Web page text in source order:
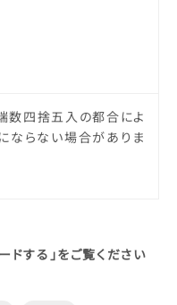
数四捨五入の都合によ
ならない場合がありま
ドする」をご覧ください